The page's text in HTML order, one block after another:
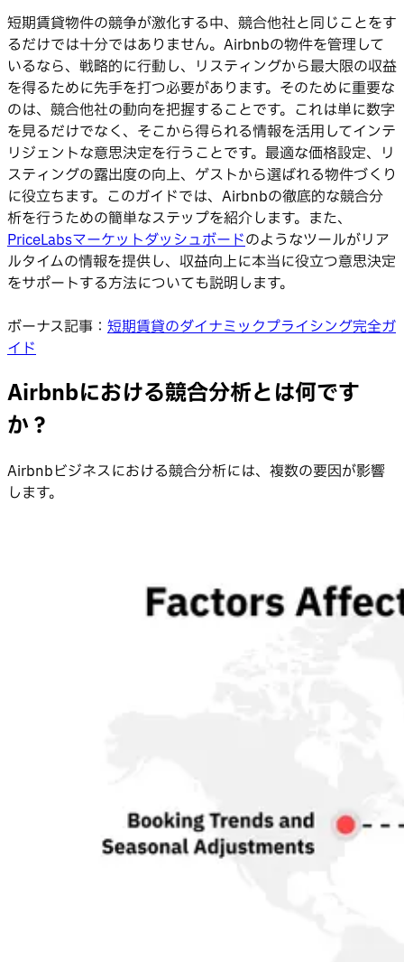
短期賃貸物件の競争が激化する中、競合他社と同じことをす
るだけでは十分ではありません。Airbnbの物件を管理して
いるなら、戦略的に行動し、リスティングから最大限の収益
を得るために先手を打つ必要があります。そのために重要な
のは、競合他社の動向を把握することです。これは単に数字
を見るだけでなく、そこから得られる情報を活用してインテ
リジェントな意思決定を行うことです。最適な価格設定、リ
スティングの露出度の向上、ゲストから選ばれる物件づくり
に役立ちます。このガイドでは、Airbnbの徹底的な競合分
析を行うための簡単なステップを紹介します。また、
PriceLabsマーケットダッシュボードのようなツールがリア
ルタイムの情報を提供し、収益向上に本当に役立つ意思決定
をサポートする方法についても説明します。
ボーナス記事： 短期賃貸のダイナミックプライシング完全ガ
イド
Airbnbにおける競合分析とは何です
か？
Airbnbビジネスにおける競合分析には、複数の要因が影響
します。